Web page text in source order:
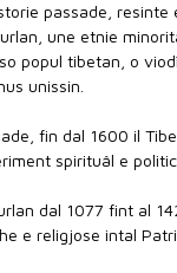
passade, resinte
une etnie
popul tibetan, o
unissin.
fin dal 1600 il
spirituâl e politic
dal 1077 fint al
e religjose intal